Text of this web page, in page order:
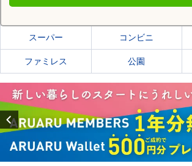
七里駅の施設一覧
スーパー コンビニ
ファミレス 公園
Previous